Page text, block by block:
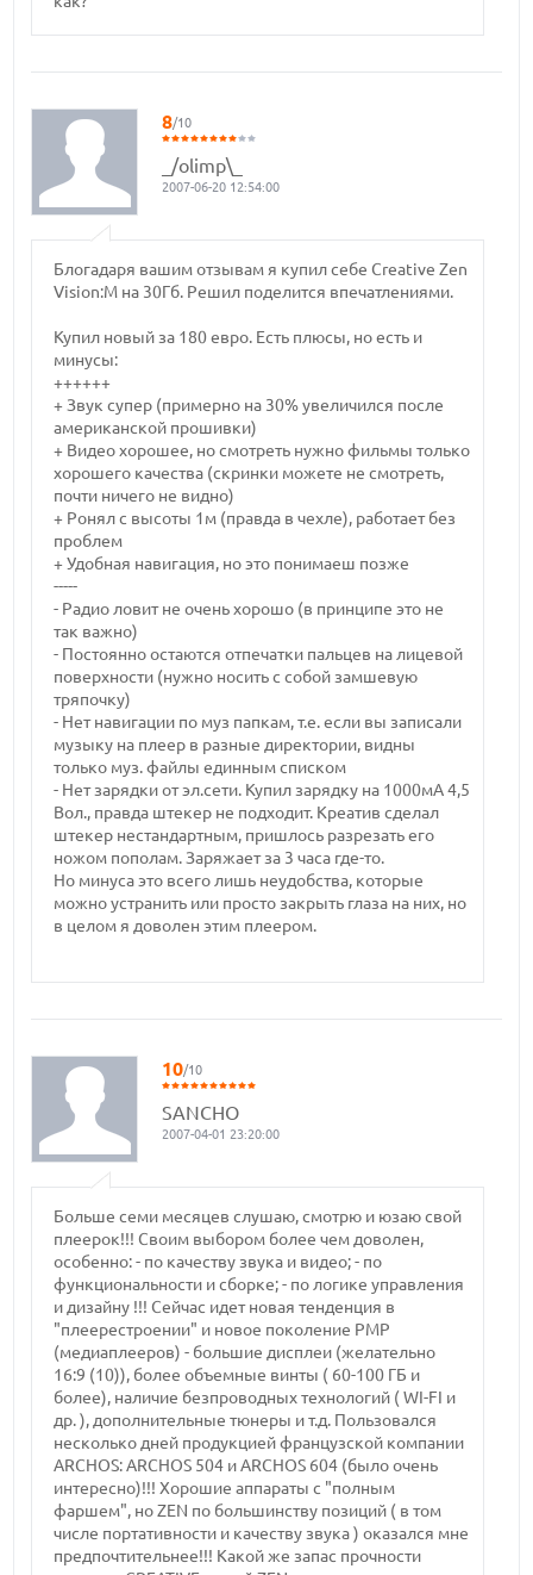
8/10
_/olimp\_
2007-06-20 12:54:00
Блогадаря вашим отзывам я купил себе Creative Zen
Vision:M на 30Гб. Решил поделится впечатлениями.
Купил новый за 180 евро. Есть плюсы, но есть и
минусы:
++++++
+ Звук супер (примерно на 30% увеличился после
американской прошивки)
+ Видео хорошее, но смотреть нужно фильмы только
хорошего качества (скринки можете не смотреть,
почти ничего не видно)
+ Ронял с высоты 1м (правда в чехле), работает без
проблем
+ Удобная навигация, но это понимаеш позже
-----
- Радио ловит не очень хорошо (в принципе это не
так важно)
- Постоянно остаются отпечатки пальцев на лицевой
поверхности (нужно носить с собой замшевую
тряпочку)
- Нет навигации по муз папкам, т.е. если вы записали
музыку на плеер в разные директории, видны
только муз. файлы единным списком
- Нет зарядки от эл.сети. Купил зарядку на 1000мА 4,5
Вол., правда штекер не подходит. Креатив сделал
штекер нестандартным, пришлось разрезать его
ножом пополам. Заряжает за 3 часа где-то.
Но минуса это всего лишь неудобства, которые
можно устранить или просто закрыть глаза на них, но
в целом я доволен этим плеером.
10/10
SANCHO
2007-04-01 23:20:00
Больше семи месяцев слушаю, смотрю и юзаю свой
плеерок!!! Своим выбором более чем доволен,
особенно: - по качеству звука и видео; - по
функциональности и сборке; - по логике управления
и дизайну !!! Сейчас идет новая тенденция в
"плеерестроении" и новое поколение PMP
(медиаплееров) - большие дисплеи (желательно
16:9 (10)), более объемные винты ( 60-100 ГБ и
более), наличие безпроводных технологий ( WI-FI и
др. ), дополнительные тюнеры и т.д. Пользовался
несколько дней продукцией французской компании
ARCHOS: ARCHOS 504 и ARCHOS 604 (было очень
интересно)!!! Хорошие аппараты с "полным
фаршем", но ZEN по большинству позиций ( в том
числе портативности и качеству звука ) оказался мне
предпочтительнее!!! Какой же запас прочности